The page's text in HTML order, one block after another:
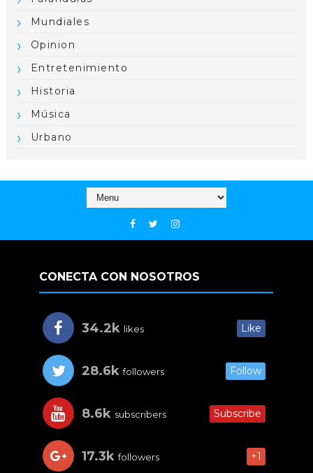
Mundiales
Opinion
Entretenimiento
Historia
Música
Urbano
CONECTA CON NOSOTROS
34.2k likes Like
28.6k followers Follow
8.6k subscribers Subscribe
17.3k followers +1